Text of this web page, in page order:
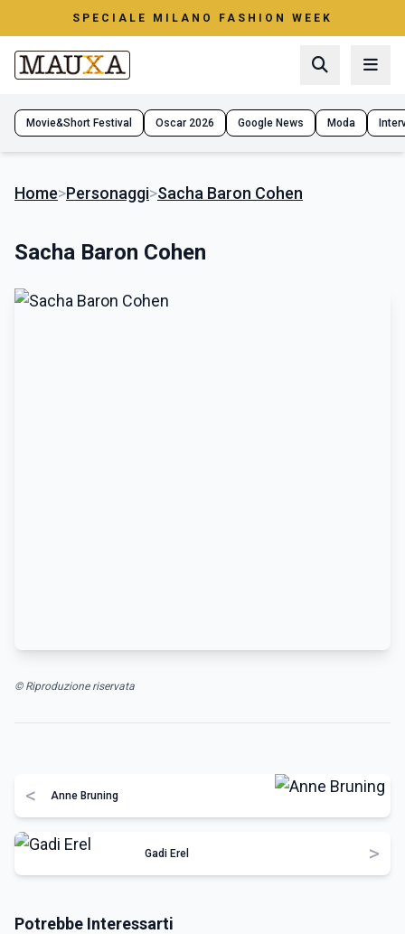
SPECIALE MILANO FASHION WEEK
Movie&Short Festival Oscar 2026 Google News Moda
Home>Personaggi>Sacha Baron Cohen
Sacha Baron Cohen
© Riproduzione riservata
< Anne Bruning
Gadi Erel >
Potrebbe Interessarti